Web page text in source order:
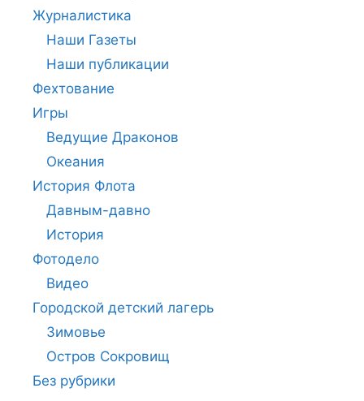
Журналистика
Наши Газеты
Наши публикации
Фехтование
Игры
Ведущие Драконов
Океания
История Флота
Давным-давно
История
Фотодело
Видео
Городской детский лагерь
Зимовье
Остров Сокровищ
Без рубрики